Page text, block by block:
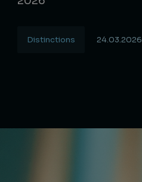
Distinctions 24.03.2026